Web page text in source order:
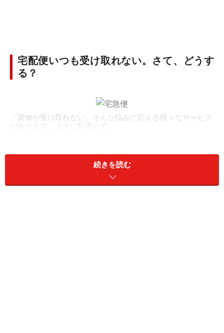
宅配便いつも受け取れない。さて、どうす
る？
「荷物が受け取れない」そんな悩みに応える様々なサービス
があります。上手に利用して
い」「休日も出かけることが多くて受け取れない」「宅
配便を待っている時間がモッタイナイ」「いくら家にい
続きを読む